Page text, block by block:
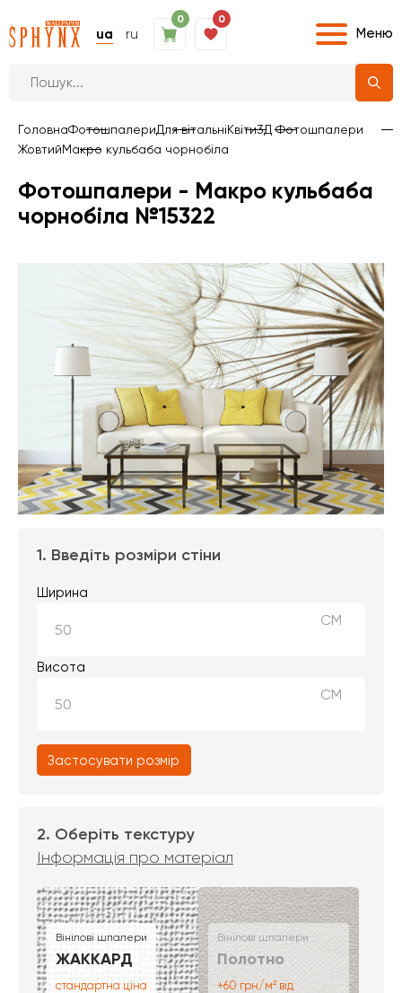
ua ru
0 0
Меню
ГоловнаФотошпалериДля вітальніКвіти3Д Фотошпалери
ЖовтийМакро кульбаба чорнобіла
Фотошпалери - Макро кульбаба
чорнобіла №15322
1. Введіть розміри стіни
Ширина
СМ
Висота
СМ
Застосувати розмір
2. Оберіть текстуру
Інформація про матеріал
Вінілові шпалери
ЖАККАРД
стандартна ціна
Вінілові шпалери
Полотно
+60 грн/м² від